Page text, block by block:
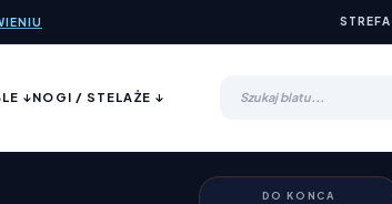
↓NOGI / STELAŻE ↓
DO KONCA